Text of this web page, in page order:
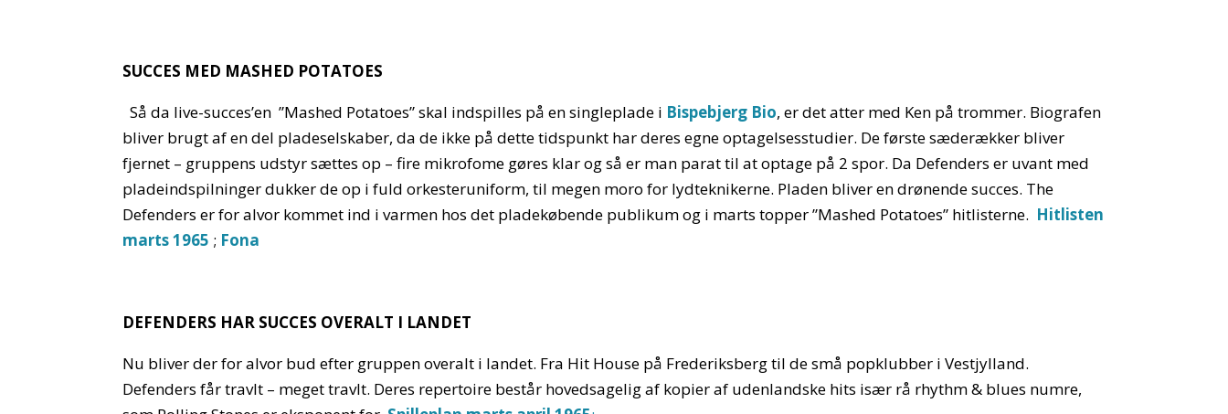
SUCCES MED MASHED POTATOES
Så da live-succes’en ”Mashed Potatoes” skal indspilles på en singleplade i Bispebjerg Bio, er det atter med Ken på trommer. Biografen
bliver brugt af en del pladeselskaber, da de ikke på dette tidspunkt har deres egne optagelsesstudier. De første sæderækker bliver
fjernet – gruppens udstyr sættes op – fire mikrofome gøres klar og så er man parat til at optage på 2 spor. Da Defenders er uvant med
pladeindspilninger dukker de op i fuld orkesteruniform, til megen moro for lydteknikerne. Pladen bliver en drønende succes. The
Defenders er for alvor kommet ind i varmen hos det pladekøbende publikum og i marts topper ”Mashed Potatoes” hitlisterne. Hitlisten
marts 1965 ; Fona
DEFENDERS HAR SUCCES OVERALT I LANDET
Nu bliver der for alvor bud efter gruppen overalt i landet. Fra Hit House på Frederiksberg til de små popklubber i Vestjylland.
Defenders får travlt – meget travlt. Deres repertoire består hovedsagelig af kopier af udenlandske hits især rå rhythm & blues numre,